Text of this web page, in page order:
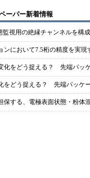
ーパー新着情報
監視用の絶縁チャンネルを構
ンにおいて7.5桁の精度を実現
化をどう捉える？ 先端パッ
をどう捉える？ 先端パッケ
保する、電極表面状態・粉体